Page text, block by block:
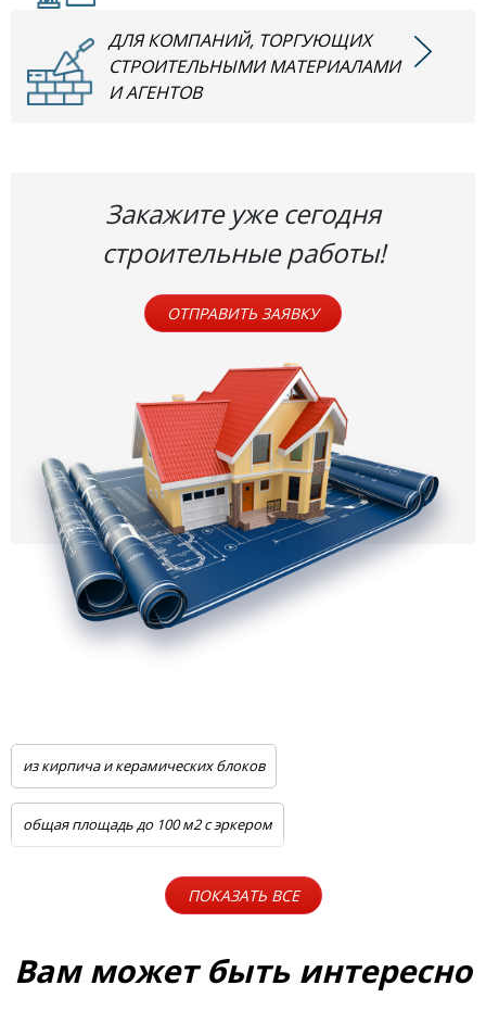
ДЛЯ КОМПАНИЙ, ТОРГУЮЩИХ
СТРОИТЕЛЬНЫМИ МАТЕРИАЛАМИ
И АГЕНТОВ
Закажите уже сегодня
строительные работы!
ОТПРАВИТЬ ЗАЯВКУ
из кирпича и керамических блоков
общая площадь до 100 м2 с эркером
общая площадь до 100 м2 с цоколем 5 спален с котельной
ПОКАЗАТЬ ВСЕ
Вам может быть интересно